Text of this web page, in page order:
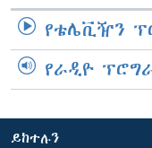
የቴሌቪዥን
የራዲዮ
ይከተሉን